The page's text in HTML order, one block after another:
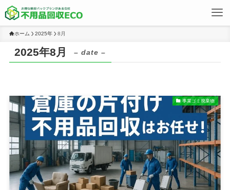
ホーム 2025年 8月
2025年8月 – date –
事業ゴミ廃棄物